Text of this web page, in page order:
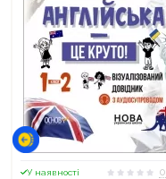
У наявності
0